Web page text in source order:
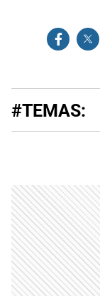
#TEMAS: